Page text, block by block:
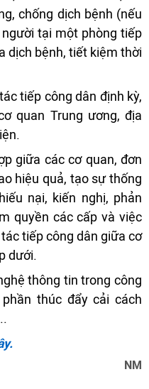
chống dịch bệnh (nếu
tại một phòng tiếp
dịch bệnh, tiết kiệm thời
tiếp công dân định kỳ,
quan Trung ương, địa
giữa các cơ quan, đơn
hiệu quả, tạo sự thống
nại, kiến nghị, phản
quyền các cấp và việc
tiếp công dân giữa cơ
dưới.
thông tin trong công
thúc đẩy cải cách
NM